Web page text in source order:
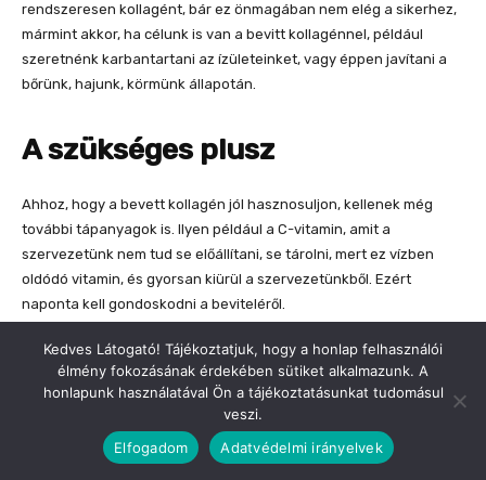
Kedves Látogató! Tájékoztatjuk, hogy a honlap felhasználói
élmény fokozásának érdekében sütiket alkalmazunk. A
honlapunk használatával Ön a tájékoztatásunkat tudomásul
veszi.
Elfogadom
Adatvédelmi irányelvek